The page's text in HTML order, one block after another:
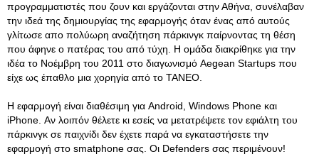
προγραμματιστές που ζουν και εργάζονται στην Αθήνα, συνέλαβαν
την ιδεά της δημιουργίας της εφαρμογής όταν ένας από αυτούς
γλίτωσε απο πολύωρη αναζήτηση πάρκινγκ παίρνοντας τη θέση
που άφηνε ο πατέρας του από τύχη. Η ομάδα διακρίθηκε για την
ιδέα το Νοέμβρη του 2011 στο διαγωνισμό Aegean Startups που
είχε ως έπαθλο μια χορηγία από το ΤΑΝΕΟ.
Η εφαρμογή είναι διαθέσιμη για Android, Windows Phone και
iPhone. Αν λοιπόν θέλετε κι εσείς να μετατρέψετε τον εφιάλτη του
πάρκινγκ σε παιχνίδι δεν έχετε παρά να εγκαταστήσετε την
εφαρμογή στο smatphone σας. Οι Defenders σας περιμένουν!